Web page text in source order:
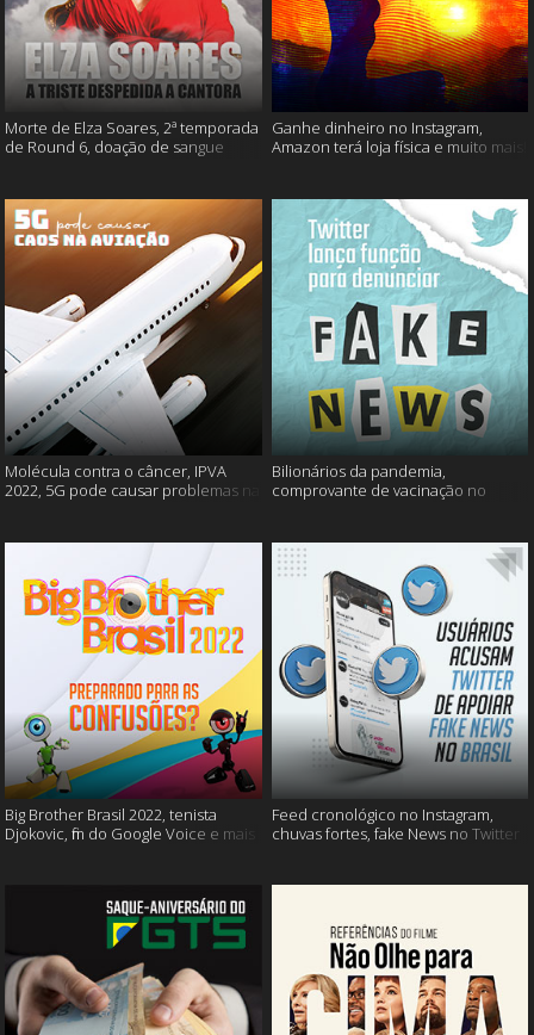
Morte de Elza Soares, 2ª temporada
de Round 6, doação de sangue
Ganhe dinheiro no Instagram,
Amazon terá loja física e muito mais!
Molécula contra o câncer, IPVA
2022, 5G pode causar problemas na
Bilionários da pandemia,
comprovante de vacinação no
Big Brother Brasil 2022, tenista
Djokovic, fim do Google Voice e mais
Feed cronológico no Instagram,
chuvas fortes, fake News no Twitter